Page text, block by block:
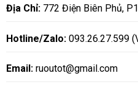
Địa Chỉ:772 Điện Biên Phủ,
Hotline/Zalo:093.26.27.599
Email: ruoutot@gmail.com